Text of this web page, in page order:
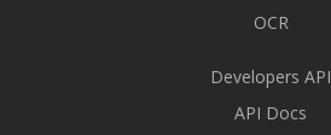
OCR
Developers API
API Docs